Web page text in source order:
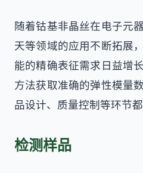
随着钴基非晶丝在电子元
天等领域的应用不断拓展
能的精确表征需求日益增
方法获取准确的弹性模量
品设计、质量控制等环节
检测样品